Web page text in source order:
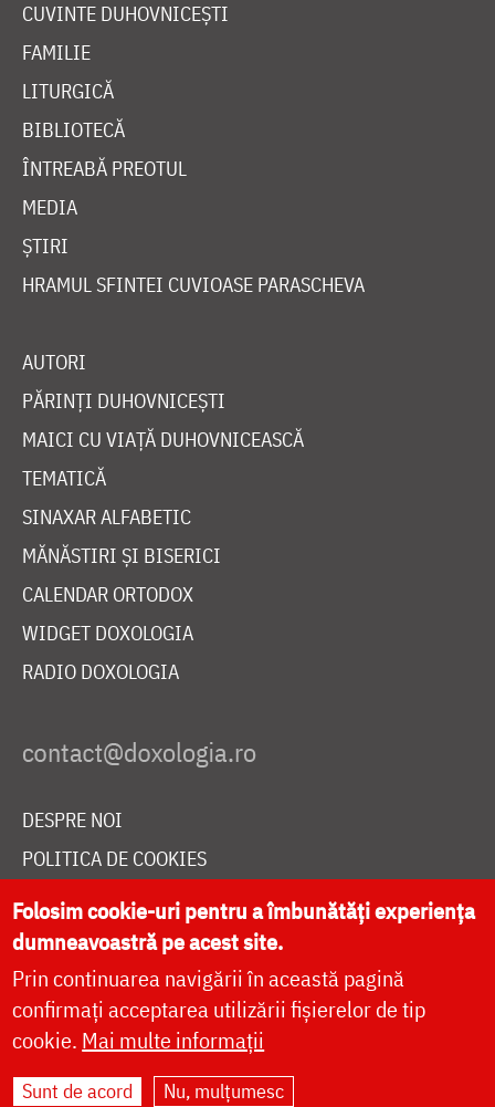
CUVINTE DUHOVNICEȘTI
FAMILIE
LITURGICĂ
BIBLIOTECĂ
ÎNTREABĂ PREOTUL
MEDIA
ȘTIRI
HRAMUL SFINTEI CUVIOASE PARASCHEVA
AUTORI
PĂRINȚI DUHOVNICEȘTI
MAICI CU VIAȚĂ DUHOVNICEASCĂ
TEMATICĂ
SINAXAR ALFABETIC
MĂNĂSTIRI ȘI BISERICI
CALENDAR ORTODOX
WIDGET DOXOLOGIA
RADIO DOXOLOGIA
DESPRE NOI
POLITICA DE COOKIES
DONEAZĂ ONLINE PENTRU CATEDRALA NAȚIONALĂ
LIVE
Site dezvoltat deDOXOLOGIA MEDIA
Folosim cookie-uri pentru a îmbunătăți experiența
dumneavoastră pe acest site.
Prin continuarea navigării în această pagină
confirmați acceptarea utilizării fișierelor de tip
cookie. Mai multe informații
Sunt de acord Nu, mulțumesc